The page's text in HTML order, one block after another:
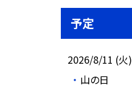
予定
2026/8/11 (火)
山の日